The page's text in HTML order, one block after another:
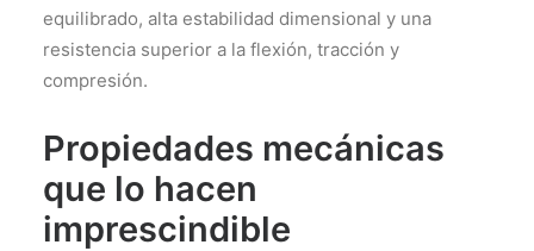
equilibrado, alta estabilidad dimensional y una
resistencia superior a la flexión, tracción y
compresión.
Propiedades mecánicas
que lo hacen
imprescindible